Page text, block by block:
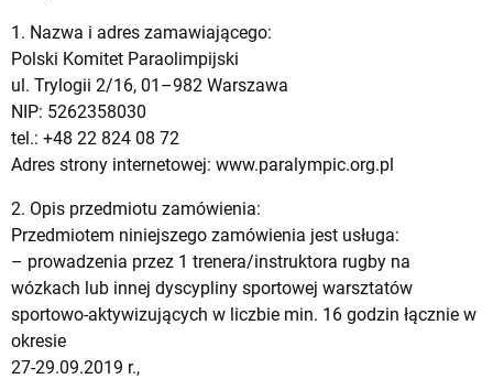
1. Nazwa i adres zamawiającego:
Polski Komitet Paraolimpijski
ul. Trylogii 2/16, 01–982 Warszawa
NIP: 5262358030
tel.: +48 22 824 08 72
Adres strony internetowej: www.paralympic.org.pl
2. Opis przedmiotu zamówienia:
Przedmiotem niniejszego zamówienia jest usługa:
– prowadzenia przez 1 trenera/instruktora rugby na
wózkach lub innej dyscypliny sportowej warsztatów
sportowo-aktywizujących w liczbie min. 16 godzin łącznie w
okresie
27-29.09.2019 r.,